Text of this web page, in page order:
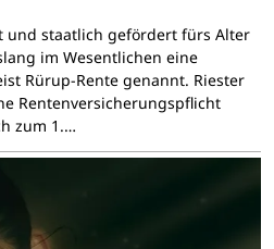
und staatlich gefördert fürs Alter
im Wesentlichen eine
Rürup-Rente genannt. Riester
Rentenversicherungspflicht
zum 1.…